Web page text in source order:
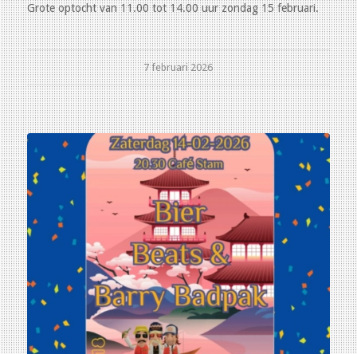
Grote optocht van 11.00 tot 14.00 uur zondag 15 februari.
7 februari 2026